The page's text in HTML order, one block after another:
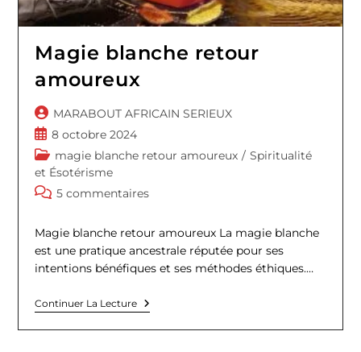
Magie blanche retour
amoureux
Auteur/autrice
de
la
publication :
MARABOUT AFRICAIN SERIEUX
Publication
publiée :
8 octobre 2024
Post
category:
magie blanche retour amoureux / Spiritualité
et Ésotérisme
Commentaires
la
publication :
5 commentaires
Magie blanche retour amoureux La magie blanche
est une pratique ancestrale réputée pour ses
intentions bénéfiques et ses méthodes éthiques.…
Continuer La LectureMagie
Blanche
Retour